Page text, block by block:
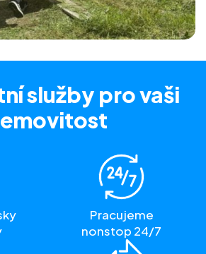
služby pro vaši
Pracujeme
nonstop 24/7